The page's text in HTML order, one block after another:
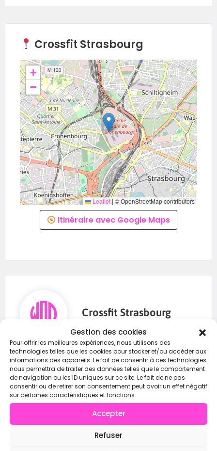
Gestion des cookies
Pour offrir les meilleures expériences, nous utilisons des
technologies telles que les cookies pour stocker et/ou accéder aux
informations des appareils. Le fait de consentir à ces technologies
nous permettra de traiter des données telles que le comportement
de navigation ou les ID uniques sur ce site. Le fait de ne pas
consentir ou de retirer son consentement peut avoir un effet négatif
sur certaines caractéristiques et fonctions.
Accepter
Refuser
Crossfit Strasbourg
+
−
Leaflet |© OpenStreetMap contributors
Itinéraire avec Google Maps
Crossfit Strasbourg
0769075283
crossfitstrasbourg@gmail.com
https://wod-open.com/